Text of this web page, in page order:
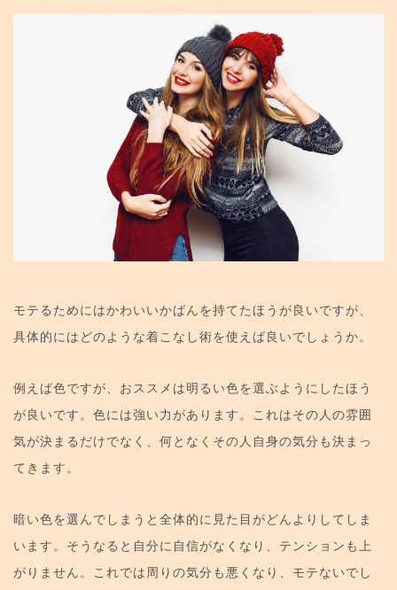
モテるためにはかわいいかばんを持てたほうが良いですが、
具体的にはどのような着こなし術を使えば良いでしょうか。
例えば色ですが、おススメは明るい色を選ぶようにしたほう
が良いです。色には強い力があります。これはその人の雰囲
気が決まるだけでなく、何となくその人自身の気分も決まっ
てきます。
暗い色を選んでしまうと全体的に見た目がどんよりしてしま
います。そうなると自分に自信がなくなり、テンションも上
がりません。これでは周りの気分も悪くなり、モテないでし